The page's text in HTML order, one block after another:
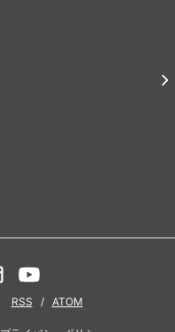
RSS / ATOM